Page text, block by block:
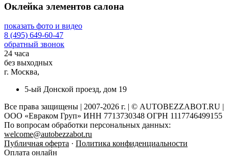
Оклейка элементов салона
показать фото и видео
8 (495) 649-60-47
обратный звонок
24 часа
без выходных
г. Москва,
5-ый Донской проезд, дом 19
Все права защищены | 2007-2026 г. | © AUTOBEZZABOT.RU |
ООО «Евраком Груп» ИНН 7713730348 ОГРН 1117746499155
По вопросам обработки персональных данных:
welcome@autobezzabot.ru
Публичная оферта · Политика конфиденциальности
Оплата онлайн